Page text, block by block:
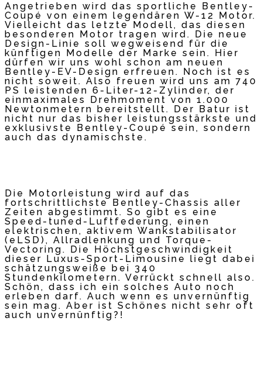
Angetrieben wird das sportliche Bentley-
Coupé von einem legendären W-12 Motor.
Vielleicht das letzte Modell, das diesen
besonderen Motor tragen wird. Die neue
Design-Linie soll wegweisend für die
künftigen Modelle der Marke sein. Hier
dürfen wir uns wohl schon am neuen
Bentley-EV-Design erfreuen. Noch ist es
nicht soweit. Also freuen wird uns am 740
PS leistenden 6-Liter-12-Zylinder, der
einmaximales Drehmoment von 1.000
Newtonmetern bereitstellt. Der Batur ist
nicht nur das bisher leistungsstärkste und
exklusivste Bentley-Coupé sein, sondern
auch das dynamischste.
Die Motorleistung wird auf das
fortschrittlichste Bentley-Chassis aller
Zeiten abgestimmt. So gibt es eine
Speed-tuned-Luftfederung, einen
elektrischen, aktivem Wankstabilisator
(eLSD), Allradlenkung und Torque-
Vectoring. Die Höchstgeschwindigkeit
dieser Luxus-Sport-Limousine liegt dabei
schätzungsweiße bei 340
Stundenkilometern. Verrückt schnell also.
Schön, dass ich ein solches Auto noch
erleben darf. Auch wenn es unvernünftig
sein mag. Aber ist Schönes nicht sehr oft
auch unvernünftig?!